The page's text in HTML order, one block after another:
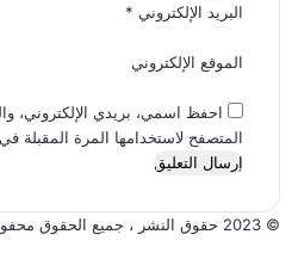
البريد الإلكتروني *
الموقع الإلكتروني
احفظ اسمي، بريدي الإلكتروني،
المتصفح لاستخدامها المرة المقبلة
© 2023 حقوق النشر ، جميع الحقوق محفوظة |